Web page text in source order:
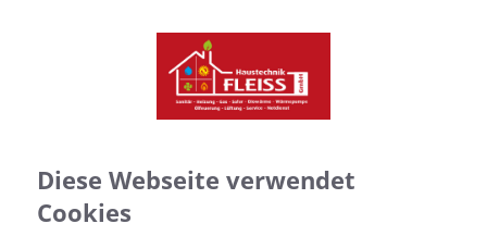
Diese Webseite verwendet
Cookies